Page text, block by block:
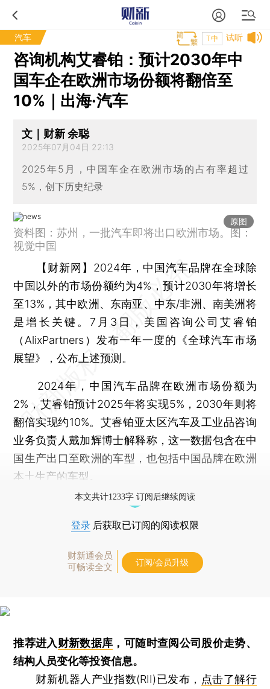
汽车 试听
T中
咨询机构艾睿铂：预计2030年中
国车企在欧洲市场份额将翻倍至
10%｜出海·汽车
文｜财新 余聪
2025年07月04日 22:13
2025年5月，中国车企在欧洲市场的占有率超过
5%，创下历史纪录
原图
资料图：苏州，一批汽车即将出口欧洲市场。图：
视觉中国
【财新网】 2024年，中国汽车品牌在全球除
中国以外的市场份额约为4%，预计2030年将增长
至13%，其中欧洲、东南亚、中东/非洲、南美洲将
是增长关键。7月3日，美国咨询公司艾睿铂
（AlixPartners）发布一年一度的《全球汽车市场
展望》，公布上述预测。
2024年，中国汽车品牌在欧洲市场份额为
2%，艾睿铂预计2025年将实现5%，2030年则将
翻倍实现约10%。艾睿铂亚太区汽车及工业品咨询
业务负责人戴加辉博士解释称，这一数据包含在中
国生产出口至欧洲的车型，也包括中国品牌在欧洲
本土生产的车型。
本文共计1233字 订阅后继续阅读
登录 后获取已订阅的阅读权限
财新通会员
可畅读全文
订阅/会员升级
推荐进入财新数据库 ，可随时查阅公司股价走势、
结构人员变化等投资信息。
财新机器人产业指数(RII)已发布， 点击了解行